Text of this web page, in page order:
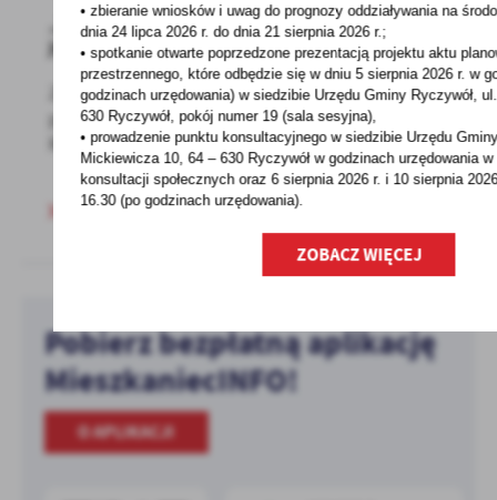
„Weekend dla Ukrainy” - wnioski o 500+ w
języku ukraińskim już od soboty
Zakład Ubezpieczeń Społecznych będzie
przyznawał i wypłacał środki z programu
Rodzina 500...
Pobierz bezpłatną aplikację
MieszkaniecINFO!
O APLIKACJI
• zbieranie wniosków i uwag do prognozy oddziaływania na
dnia 24 lipca 2026 r. do dnia 21 sierpnia 2026 r.;
• spotkanie otwarte poprzedzone prezentacją projektu aktu
przestrzennego, które odbędzie się w dniu 5 sierpnia 2026 r.w
godzinach urzędowania) w siedzibie Urzędu Gminy Ryczywół,
630 Ryczywół, pokój numer 19 (sala sesyjna),
• prowadzenie punktu konsultacyjnego w siedzibie Urzędu
Mickiewicza 10, 64 – 630 Ryczywół w godzinach urzędowania
konsultacji społecznych oraz 6 sierpnia 2026 r. i 10 sierpnia
16.30 (po godzinach urzędowania).
ZOBACZ WIĘCEJ